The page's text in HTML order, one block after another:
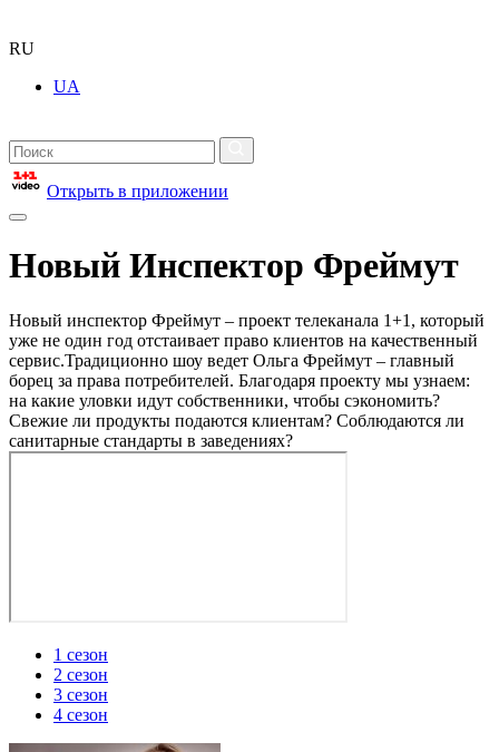
RU
UA
Открыть в приложении
Новый Инспектор Фреймут
Новый инспектор Фреймут – проект телеканала 1+1, который
уже не один год отстаивает право клиентов на качественный
сервис.Традиционно шоу ведет Ольга Фреймут – главный
борец за права потребителей. Благодаря проекту мы узнаем:
на какие уловки идут собственники, чтобы сэкономить?
Свежие ли продукты подаются клиентам? Соблюдаются ли
санитарные стандарты в заведениях?
1 cезон
2 cезон
3 сезон
4 сезон